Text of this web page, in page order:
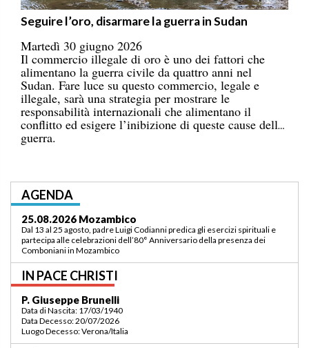
Seguire l’oro, disarmare la guerra in Sudan
Martedì 30 giugno 2026
Il commercio illegale di oro è uno dei fattori che
alimentano la guerra civile da quattro anni nel
Sudan. Fare luce su questo commercio, legale e
illegale, sarà una strategia per mostrare le
responsabilità internazionali che alimentano il
conflitto ed esigere l’inibizione di queste cause della
guerra.
AGENDA
03.09.2026 Lomé/Togo
Padre Luigi Codianni e padre Elias Sindjalim partecipano dal 26 agosto al 3
settembre all’incontro della commissione ASCAF sulla riorganizzazione
della regione a Lomé/Togo
IN PACE CHRISTI
P. Bruno Bordonali
Data di Nascita: 01/07/1942
Data Decesso: 13/07/2026
Luogo Decesso: Verona /Italia